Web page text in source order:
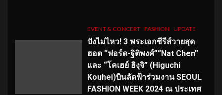
EVENT & CONCERT FASHION UPDATE
ปังไม่ไหว! 3 พระเอกซีรีส์วายสุด
ฮอต “ฟอร์ด-ฐิติพงศ์”“Nat Chen”
และ “โคเฮย์ ฮิงุจิ” (Higuchi
Kouhei)บินลัดฟ้าร่วมงาน SEOUL
FASHION WEEK 2024 ณ ประเทศ